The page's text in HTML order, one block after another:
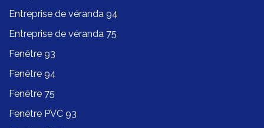
Entreprise de véranda 94
Entreprise de véranda 75
Fenêtre 93
Fenêtre 94
Fenêtre 75
Fenêtre PVC 93